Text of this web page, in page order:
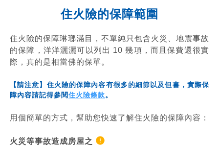
住火險的保障範圍
住火險的保障琳瑯滿目，不單純只包含火災、地震事故
的保障，洋洋灑灑可以列出 10 幾項，而且保費還很實
際，真的是相當佛的保單。
【請注意】住火險的保障內容有很多的細節以及但書，實際保
障內容請記得參閱住火險條款。
用個簡單的方式，幫助您快速了解住火險的保障內容：
火災等事故造成房屋之